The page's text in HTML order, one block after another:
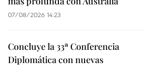
07/08/2026 14:23
Concluye la 33ª Conferencia
Diplomática con nuevas